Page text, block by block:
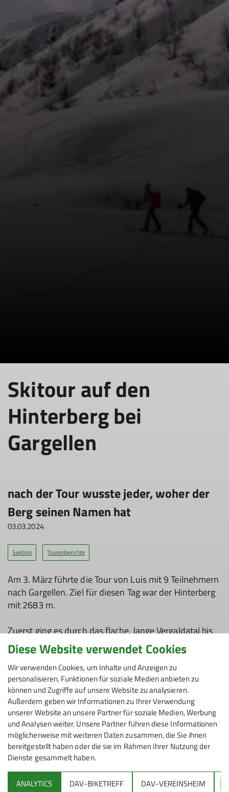
Skitour auf den
Hinterberg bei
Gargellen
nach der Tour wusste jeder, woher der
Berg seinen Namen hat
03.03.2024
Sektion Tourenberichte
Am 3. März führte die Tour von Luis mit 9 Teilnehmern
nach Gargellen. Ziel für diesen Tag war der Hinterberg
mit 2683 m.
Zuerst ging es durch das flache, lange Vergaldatal bis
zur Vergaldner Alpe auf 1820 m,
von hier auf westlicher Seite des Baches flach
taleinwärts weiter bis zur steilen Mulde unter der
kleinen Hirtenunterkunft bei der Felswand. Nun
spurten sie nach rechts Richtung Süden, bis es wieder
linksseitig über einen steileren Hang zur Hangschulter
des Hinterbergjochs auf 2590 m geht. Der
Schlussanstieg leitete zum Nordgrat und über den
Gratrücken zum Gipfel hinauf.
An diesem Tag wurde jedem klar, weshalb der Berg
seinen Namen hat, so sind es
Diese Website verwendet Cookies
Wir verwenden Cookies, um Inhalte und Anzeigen zu
personalisieren, Funktionen für soziale Medien anbieten zu
können und Zugriffe auf unsere Website zu analysieren.
Außerdem geben wir Informationen zu Ihrer Verwendung
unserer Website an unsere Partner für soziale Medien, Werbung
und Analysen weiter. Unsere Partner führen diese Informationen
möglicherweise mit weiteren Daten zusammen, die Sie ihnen
bereitgestellt haben oder die sie im Rahmen Ihrer Nutzung der
Dienste gesammelt haben.
ANALYTICS DAV-BIKETREFF DAV-VEREINSHEIM